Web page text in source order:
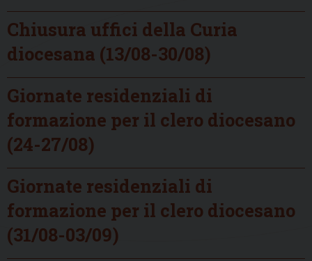
Chiusura uffici della Curia
diocesana (13/08-30/08)
Giornate residenziali di
formazione per il clero diocesano
(24-27/08)
Giornate residenziali di
formazione per il clero diocesano
(31/08-03/09)